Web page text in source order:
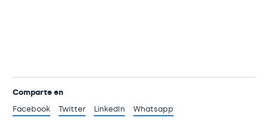
Comparte en
Facebook
Twitter LinkedIn Whatsapp